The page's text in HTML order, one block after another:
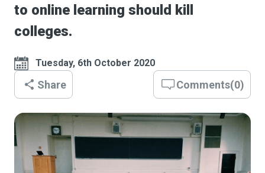
to online learning should kill
colleges.
Tuesday, 6th October 2020
Comments(0)
Share